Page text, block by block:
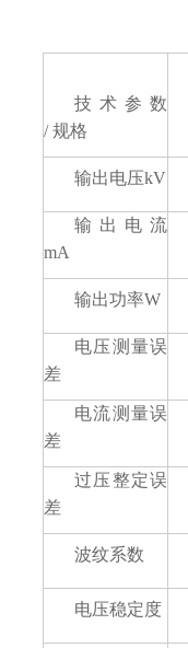
技术参数
/ 规格
输出电压kV
输出电流
mA
输出功率W
电压测量误
差
电流测量误
差
过压整定误
差
波纹系数
电压稳定度